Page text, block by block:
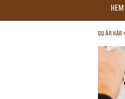
HEM
DU ÄR HÄR »